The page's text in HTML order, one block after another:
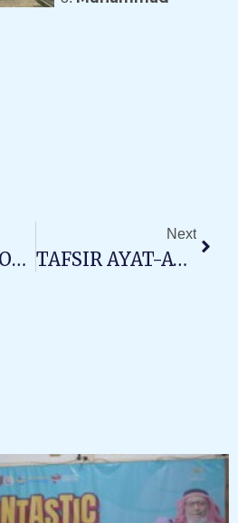
PEMUDA INDONESIA DAN KEPEDULIAN SOSIAL
Next
TAFSIR AYAT-AYAT TENTANG IBLIS DAN SETAN